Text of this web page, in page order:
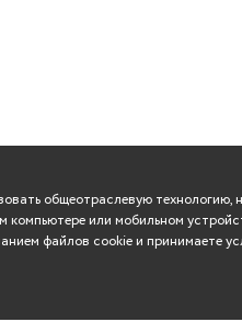
общеотраслевую
или мобильном
файлов cookie и принимаете